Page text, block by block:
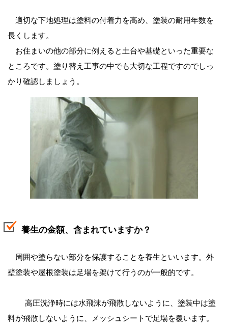
適切な下地処理は塗料の付着力を高め、塗装の耐用年数を
長くします。
お住まいの他の部分に例えると土台や基礎といった重要な
ところです。塗り替え工事の中でも大切な工程ですのでしっ
かり確認しましょう。
養生の金額、含まれていますか？
周囲や塗らない部分を保護することを養生といいます。外
壁塗装や屋根塗装は足場を架けて行うのが一般的です。
高圧洗浄時には水飛沫が飛散しないように、塗装中は塗
料が飛散しないように、メッシュシートで足場を覆います。